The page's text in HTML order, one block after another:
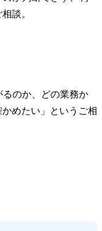
談。
るのか、どの業務か
めたい」というご相